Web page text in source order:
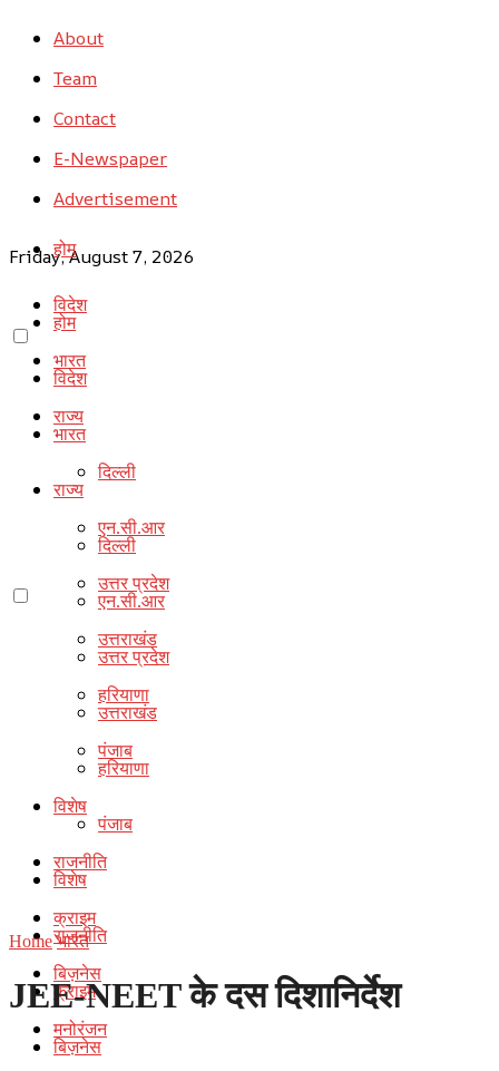
About
Team
Contact
E-Newspaper
Advertisement
Friday, August 7, 2026
होम
विदेश
भारत
राज्य
दिल्ली
एन.सी.आर
उत्तर प्रदेश
उत्तराखंड
हरियाणा
पंजाब
विशेष
राजनीति
क्राइम
बिज़नेस
मनोरंजन
होम
विदेश
भारत
राज्य
दिल्ली
एन.सी.आर
उत्तर प्रदेश
उत्तराखंड
हरियाणा
पंजाब
विशेष
राजनीति
क्राइम
बिज़नेस
Home भारत
JEE-NEET के दस दिशानिर्देश